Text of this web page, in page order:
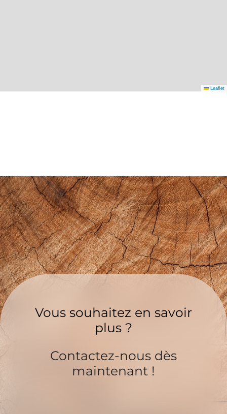
Leaflet
Vous souhaitez en savoir
plus ?
Contactez-nous dès
maintenant !